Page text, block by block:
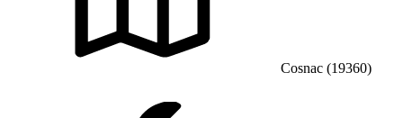
Cosnac (19360)